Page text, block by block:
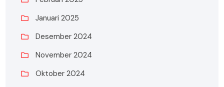
Januari 2025
Desember 2024
November 2024
Oktober 2024